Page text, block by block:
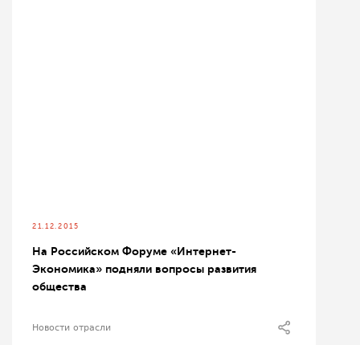
21.12.2015
На Российском Форуме «Интернет-
Экономика» подняли вопросы развития
общества
Новости отрасли